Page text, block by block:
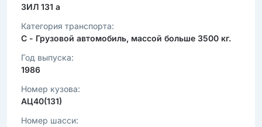
ЗИЛ 131 а
Категория транспорта:
C - Грузовой автомобиль, массой больше 3500 кг.
Год выпуска:
1986
Номер кузова:
AЦ40(131)
Номер шасси: